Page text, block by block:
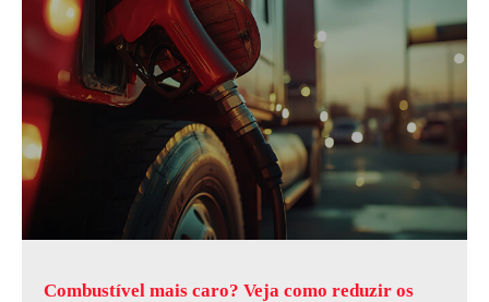
Combustível mais caro? Veja como reduzir os